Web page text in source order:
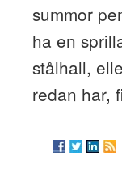
summor
ha en
stålhall,
redan har,